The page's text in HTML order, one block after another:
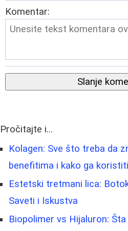
Komentar:
Slanje
Pročitajte i...
Kolagen: Sve što treba da
benefitima i kako ga koristiti
Estetski tretmani lica:
Saveti i Iskustva
Biopolimer vs Hijaluron: